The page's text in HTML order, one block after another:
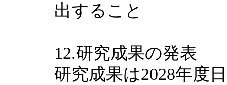
出すること
12.研究成果の発表
研究成果は2028年度